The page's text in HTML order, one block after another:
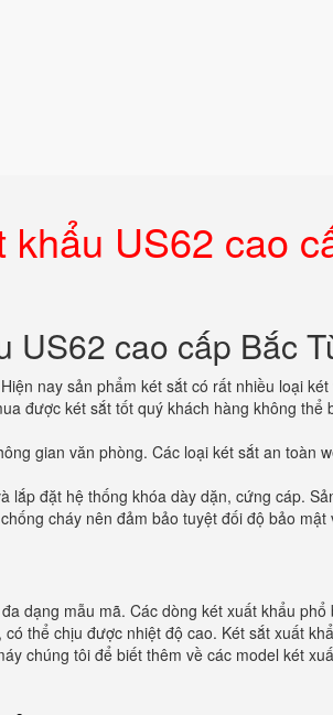
US62 cao
US62 cao cấp Bắc
Hiện nay sản phẩm két sắt có rất nhiều loại
được két sắt tốt quý khách hàng không thể
gian văn phòng. Các loại két sắt an toàn
đặt hệ thống khóa dày dặn, cứng cáp.
cháy nên đảm bảo tuyệt đối độ bảo mật
dạng mẫu mã. Các dòng két xuất khẩu phổ
thể chịu được nhiệt độ cao. Két sắt xuất
chúng tôi để biết thêm về các model két